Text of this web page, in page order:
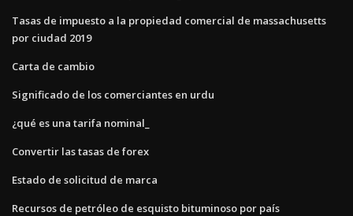
Tasas de impuesto a la propiedad comercial de massachusetts
por ciudad 2019
Carta de cambio
Significado de los comerciantes en urdu
¿qué es una tarifa nominal_
Convertir las tasas de forex
Estado de solicitud de marca
Recursos de petróleo de esquisto bituminoso por país